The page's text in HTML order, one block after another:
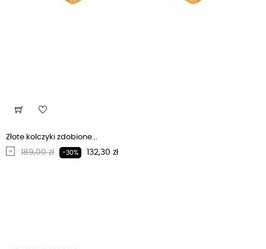
Złote kolczyki zdobione...
Regularna cena
189,00 zł -30% Cena
132,30 zł